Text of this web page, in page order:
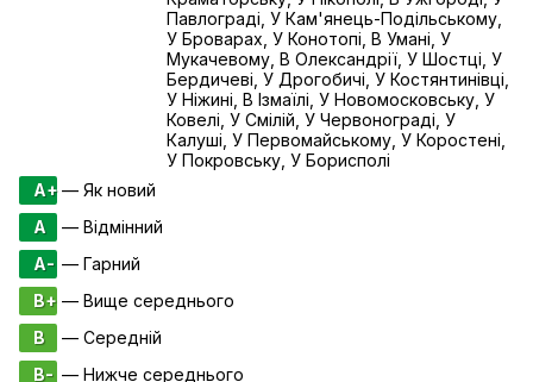
Павлограді, У Кам'янець-Подільському,
У Броварах, У Конотопі, В Умані, У
Мукачевому, В Олександрії, У Шостці, У
Бердичеві, У Дрогобичі, У Костянтинівці,
У Ніжині, В Ізмаїлі, У Новомосковську, У
Ковелі, У Смілій, У Червонограді, У
Калуші, У Первомайському, У Коростені,
У Покровську, У Борисполі
A+— Як новий
A
— Відмінний
A- — Гарний
B+ — Вище середнього
B
— Середній
B- — Нижче середнього